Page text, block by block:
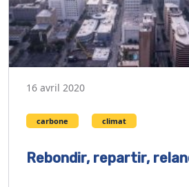
16 avril 2020
carbone climat
Rebondir, repartir,